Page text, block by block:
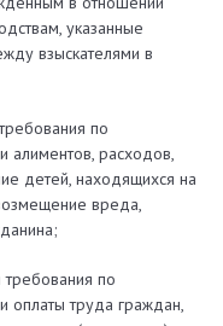
указанные
взыскателями в
по
алиментов, расходов,
детей, находящихся на
вреда,
по
оплаты труда граждан,